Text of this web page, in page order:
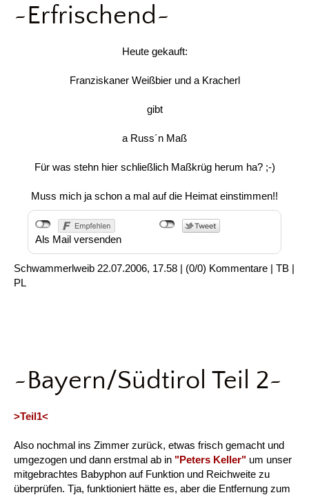
~Erfrischend~
Heute gekauft:
Franziskaner Weißbier und a Kracherl
gibt
a Russ´n Maß
Für was stehn hier schließlich Maßkrüg herum ha? ;-)
Muss mich ja schon a mal auf die Heimat einstimmen!!
Als Mail versenden
Schwammerlweib 22.07.2006, 17.58 | (0/0) Kommentare | TB |
PL
~Bayern/Südtirol Teil 2~
>Teil1<
Also nochmal ins Zimmer zurück, etwas frisch gemacht und
umgezogen und dann erstmal ab in "Peters Keller" um unser
mitgebrachtes Babyphon auf Funktion und Reichweite zu
überprüfen. Tja, funktioniert hätte es, aber die Entfernung zum